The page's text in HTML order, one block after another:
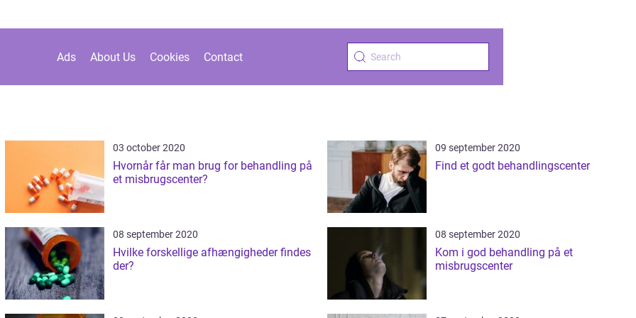
Ads About Us Cookies Contact
03 october 2020
Hvornår får man brug for behandling på
et misbrugscenter?
09 september 2020
Find et godt behandlingscenter
08 september 2020
Hvilke forskellige afhængigheder findes
der?
08 september 2020
Kom i god behandling på et
misbrugscenter